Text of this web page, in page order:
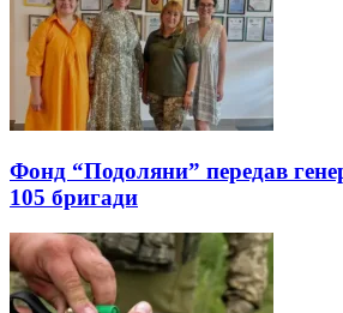
Фонд “Подоляни” передав
105 бригади